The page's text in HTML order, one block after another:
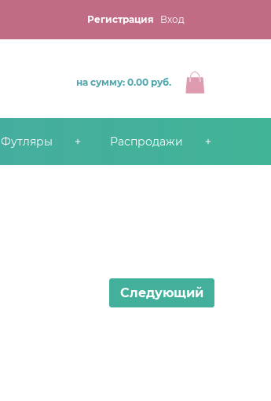
Регистрация Вход
на сумму: 0.00 руб.
Футляры Распродажи
Следующий